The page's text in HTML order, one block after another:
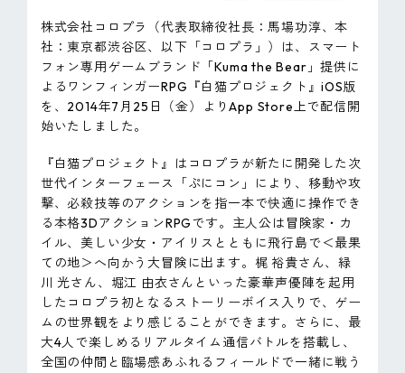
株式会社コロプラ（代表取締役社長：馬場功淳、本
社：東京都渋谷区、以下「コロプラ」）は、スマート
フォン専用ゲームブランド「Kuma the Bear」提供に
よるワンフィンガーRPG『白猫プロジェクト』iOS版
を、2014年7月25日（金）よりApp Store上で配信開
始いたしました。
『白猫プロジェクト』はコロプラが新たに開発した次
世代インターフェース「ぷにコン」により、移動や攻
撃、必殺技等のアクションを指一本で快適に操作でき
る本格3DアクションRPGです。主人公は冒険家・カ
イル、美しい少女・アイリスとともに飛行島で＜最果
ての地＞へ向かう大冒険に出ます。梶 裕貴さん、緑
川 光さん、堀江 由衣さんといった豪華声優陣を起用
したコロプラ初となるストーリーボイス入りで、ゲー
ムの世界観をより感じることができます。さらに、最
大4人で楽しめるリアルタイム通信バトルを搭載し、
全国の仲間と臨場感あふれるフィールドで一緒に戦う